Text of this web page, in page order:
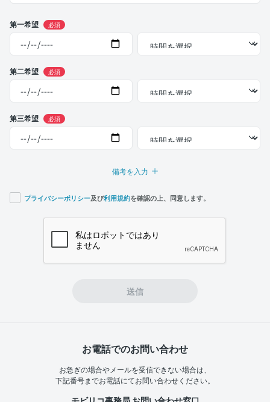
第一希望 必須
第二希望 必須
第三希望 必須
備考を入力
プライバシーポリシー及び利用規約を確認の上、同意します。
送信
お電話でのお問い合わせ
お急ぎの場合やメールを受信できない場合は、
下記番号までお電話にてお問い合わせください。